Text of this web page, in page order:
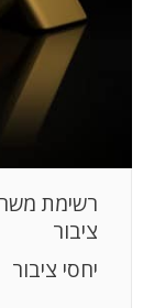
רשימת
ציבור
יחסי ציבור